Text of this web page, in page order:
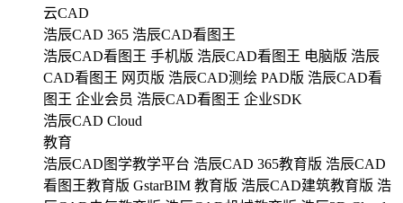
云CAD
浩辰CAD 365 浩辰CAD看图王
浩辰CAD看图王 手机版 浩辰CAD看图王 电脑版 浩辰
CAD看图王 网页版 浩辰CAD测绘 PAD版 浩辰CAD看
图王 企业会员 浩辰CAD看图王 企业SDK
浩辰CAD Cloud
教育
浩辰CAD图学教学平台 浩辰CAD 365教育版 浩辰CAD
看图王教育版 GstarBIM 教育版 浩辰CAD建筑教育版 浩